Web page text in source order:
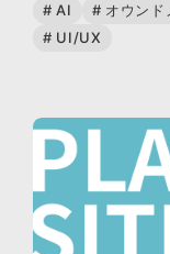
# AI # オウンド
# UI/UX